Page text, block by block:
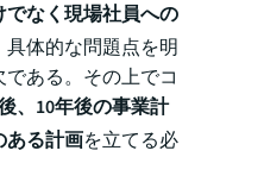
でなく現場社員への
具体的な問題点を明
ある。その上でコ
、10年後の事業計
ある計画を立てる必